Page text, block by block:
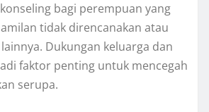
bagi perempuan yang
tidak direncanakan atau
Dukungan keluarga dan
faktor penting untuk mencegah
serupa.